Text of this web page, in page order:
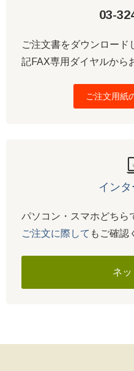
03-
ご注文書をダウンロード
記FAX専用ダイヤルから
ご注文用紙
インタ
パソコン・スマホどちら
ご注文に際して もご確認
ネ